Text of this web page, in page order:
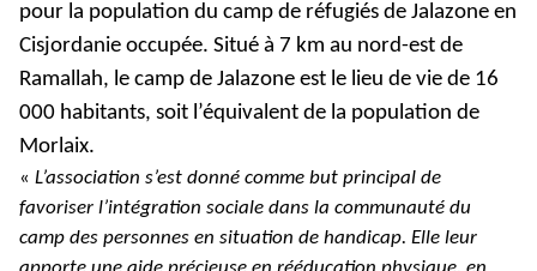
pour la population du camp de réfugiés de Jalazone en
Cisjordanie occupée. Situé à 7 km au nord-est de
Ramallah, le camp de Jalazone est le lieu de vie de 16
000 habitants, soit l’équivalent de la population de
Morlaix.
« L’association s’est donné comme but principal de
favoriser l’intégration sociale dans la communauté du
camp des personnes en situation de handicap. Elle leur